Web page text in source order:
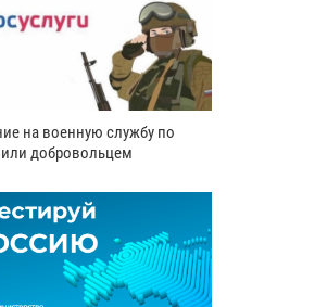
на военную службу по
или добровольцем